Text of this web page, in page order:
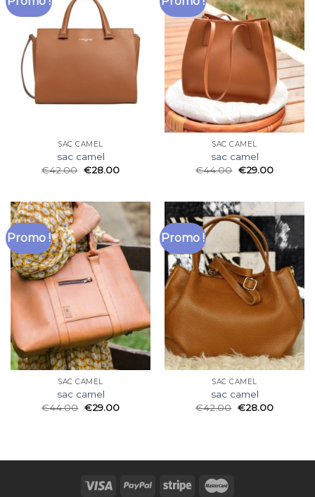
SAC CAMEL
sac camel
€42.00 €28.00
SAC CAMEL
sac camel
€44.00 €29.00
Promo !
SAC CAMEL
sac camel
€44.00 €29.00
Promo !
SAC CAMEL
sac camel
€42.00 €28.00